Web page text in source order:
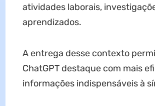
atividades laborais,
aprendizados.
A entrega desse contexto
ChatGPT destaque com mais
informações indispensáveis à